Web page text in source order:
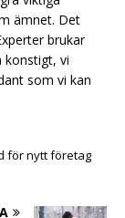
ämnet. Det
brukar
konstigt, vi
som vi kan
för nytt företag